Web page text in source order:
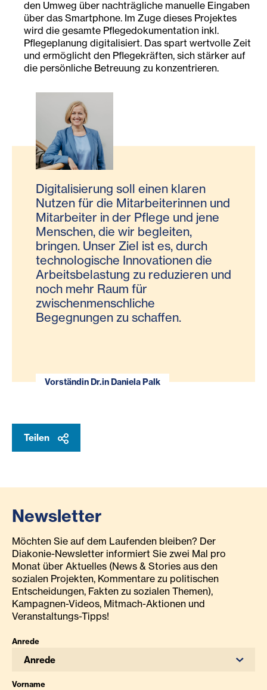
den Umweg über nachträgliche manuelle Eingaben
über das Smartphone. Im Zuge dieses Projektes
wird die gesamte Pflegedokumentation inkl.
Pflegeplanung digitalisiert. Das spart wertvolle Zeit
und ermöglicht den Pflegekräften, sich stärker auf
die persönliche Betreuung zu konzentrieren.
Digitalisierung soll einen klaren
Nutzen für die Mitarbeiterinnen und
Mitarbeiter in der Pflege und jene
Menschen, die wir begleiten,
bringen. Unser Ziel ist es, durch
technologische Innovationen die
Arbeitsbelastung zu reduzieren und
noch mehr Raum für
zwischenmenschliche
Begegnungen zu schaffen.
Vorständin Dr.in Daniela Palk
Teilen
Newsletter
Möchten Sie auf dem Laufenden bleiben? Der
Diakonie-Newsletter informiert Sie zwei Mal pro
Monat über Aktuelles (News & Stories aus den
sozialen Projekten, Kommentare zu politischen
Entscheidungen, Fakten zu sozialen Themen),
Kampagnen-Videos, Mitmach-Aktionen und
Veranstaltungs-Tipps!
Anrede
Anrede
Vorname